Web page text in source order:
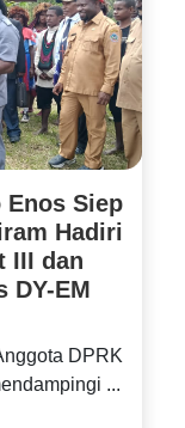
Enos Siep
Hadiri
III dan
DY-EM
DPRK
...